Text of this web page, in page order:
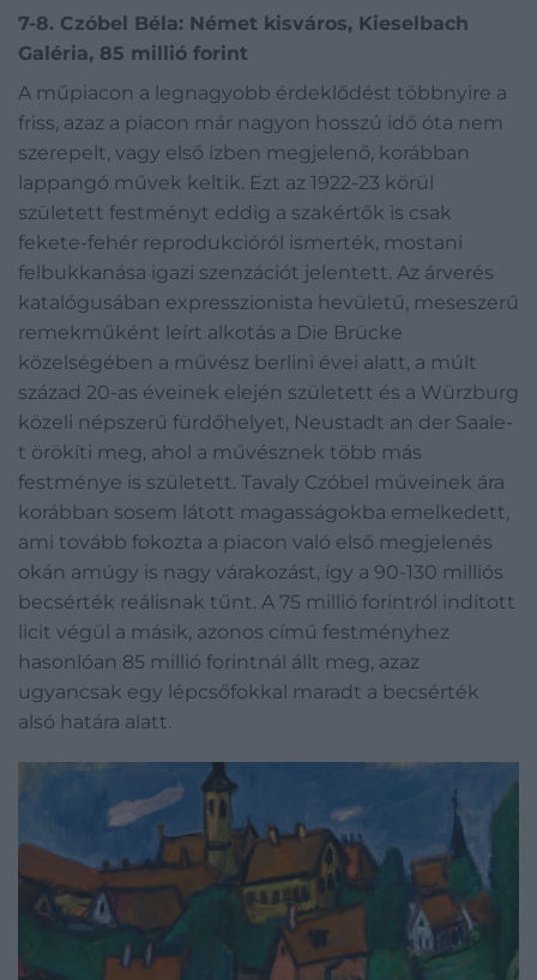
7-8. Czóbel Béla: Német kisváros, Kieselbach
Galéria, 85 millió forint
A műpiacon a legnagyobb érdeklődést többnyire a
friss, azaz a piacon már nagyon hosszú idő óta nem
szerepelt, vagy első ízben megjelenő, korábban
lappangó művek keltik. Ezt az 1922-23 körül
született festményt eddig a szakértők is csak
fekete-fehér reprodukcióról ismerték, mostani
felbukkanása igazi szenzációt jelentett. Az árverés
katalógusában expresszionista hevületű, meseszerű
remekműként leírt alkotás a Die Brücke
közelségében a művész berlini évei alatt, a múlt
század 20-as éveinek elején született és a Würzburg
közeli népszerű fürdőhelyet, Neustadt an der Saale-
t örökíti meg, ahol a művésznek több más
festménye is született. Tavaly Czóbel műveinek ára
korábban sosem látott magasságokba emelkedett,
ami tovább fokozta a piacon való első megjelenés
okán amúgy is nagy várakozást, így a 90-130 milliós
becsérték reálisnak tűnt. A 75 millió forintról indított
licit végül a másik, azonos című festményhez
hasonlóan 85 millió forintnál állt meg, azaz
ugyancsak egy lépcsőfokkal maradt a becsérték
alsó határa alatt.